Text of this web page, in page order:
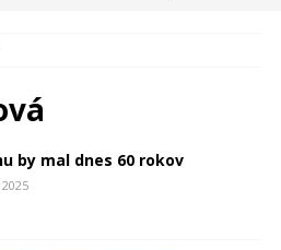
by mal dnes 60 rokov